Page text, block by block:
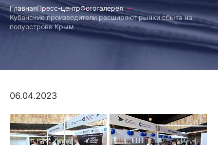
ГлавнаяПресс-центрФотогалерея
Кубанские производители расширяют рынки сбыта на
полуострове Крым
06.04.2023